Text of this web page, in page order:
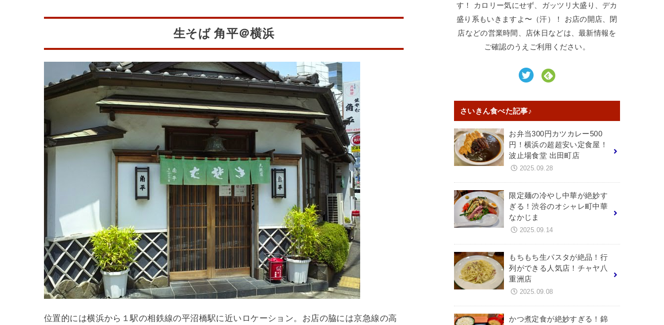
生そば 角平＠横浜
位置的には横浜から１駅の相鉄線の平沼橋駅に近いロケーション。お店の脇には京急線の高
す！ カロリー気にせず、ガッツリ大盛り、デカ
盛り系もいきますよ〜（汗）！ お店の開店、閉
店などの営業時間、店休日などは、最新情報を
ご確認のうえご利用ください。
さいきん食べた記事♪
お弁当300円カツカレー500
円！横浜の超超安い定食屋！
波止場食堂 出田町店
2025.09.28
限定麺の冷やし中華が絶妙す
ぎる！渋谷のオシャレ町中華
なかじま
2025.09.14
もちもち生パスタが絶品！行
列ができる人気店！チャヤ八
重洲店
2025.09.08
かつ煮定食が絶妙すぎる！錦